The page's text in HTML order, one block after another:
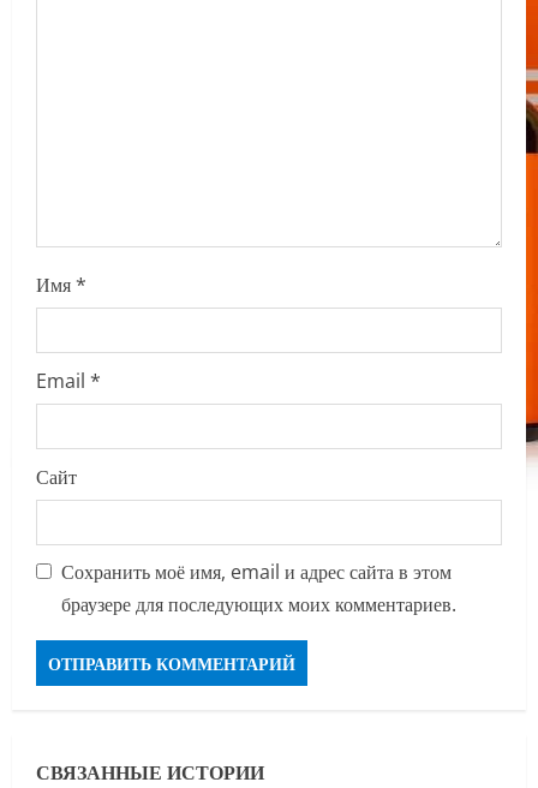
Имя*
Email *
Сайт
Сохранить моё имя, email и адрес сайта в этом
браузере для последующих моих комментариев.
СВЯЗАННЫЕ ИСТОРИИ